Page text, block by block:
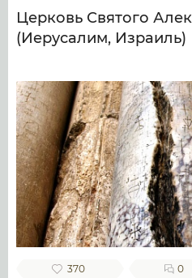
Церковь Святого
(Иерусалим, Израиль)
370 0